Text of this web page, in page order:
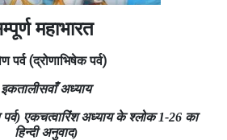
महाभारत
पर्व(द्रोणाभिषेक पर्व)
इकतालीसवाँ अध्याय
पर्व) एकचत्‍वारिंश अध्याय के श्लोक 1-26 का
हिन्दी अनुवाद)